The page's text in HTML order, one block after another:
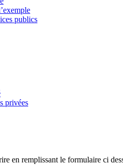
publics
privées
en remplissant le formulaire ci